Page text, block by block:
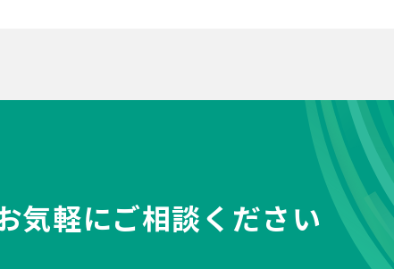
気軽にご相談ください